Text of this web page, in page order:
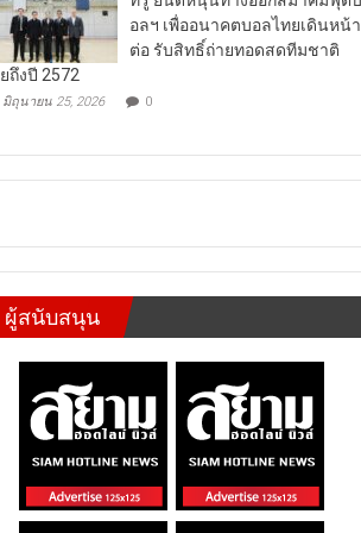
อลฯ เพื่ออนาคตบอลไทยเดินหน้า
ต่อ รับสิทธิ์ถ่ายทอดสดทีมชาติ
ถึงปี 2572
มิถุนายน 25, 2026 0
ผู้สนับสนุน